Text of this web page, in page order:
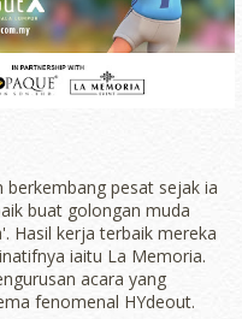
berkembang pesat sejak ia
buat golongan muda
Hasil kerja terbaik mereka
iaitu La Memoria.
acara yang
fenomenal HYdeout.